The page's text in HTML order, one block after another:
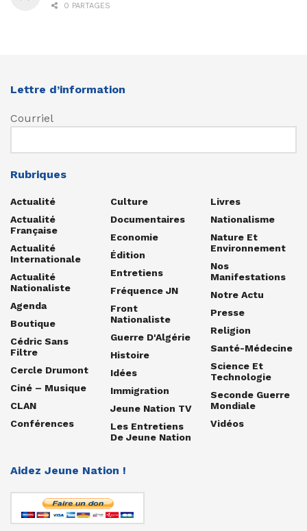
0 PARTAGES
Lettre d’information
Courriel
Rubriques
Actualité
Actualité
Française
Actualité
Internationale
Actualité
Nationaliste
Agenda
Boutique
Cédric Sans
Filtre
Cercle Drumont
Ciné – Musique
CLAN
Conférences
Culture
Documentaires
Economie
Édition
Entretiens
Fréquence JN
Front
Nationaliste
Guerre D'Algérie
Histoire
Idées
Immigration
Jeune Nation TV
Les Entretiens
De Jeune Nation
Livres
Nationalisme
Nature Et
Environnement
Nos
Manifestations
Notre Actu
Presse
Religion
Santé-Médecine
Science Et
Technologie
Seconde Guerre
Mondiale
Vidéos
Aidez Jeune Nation !